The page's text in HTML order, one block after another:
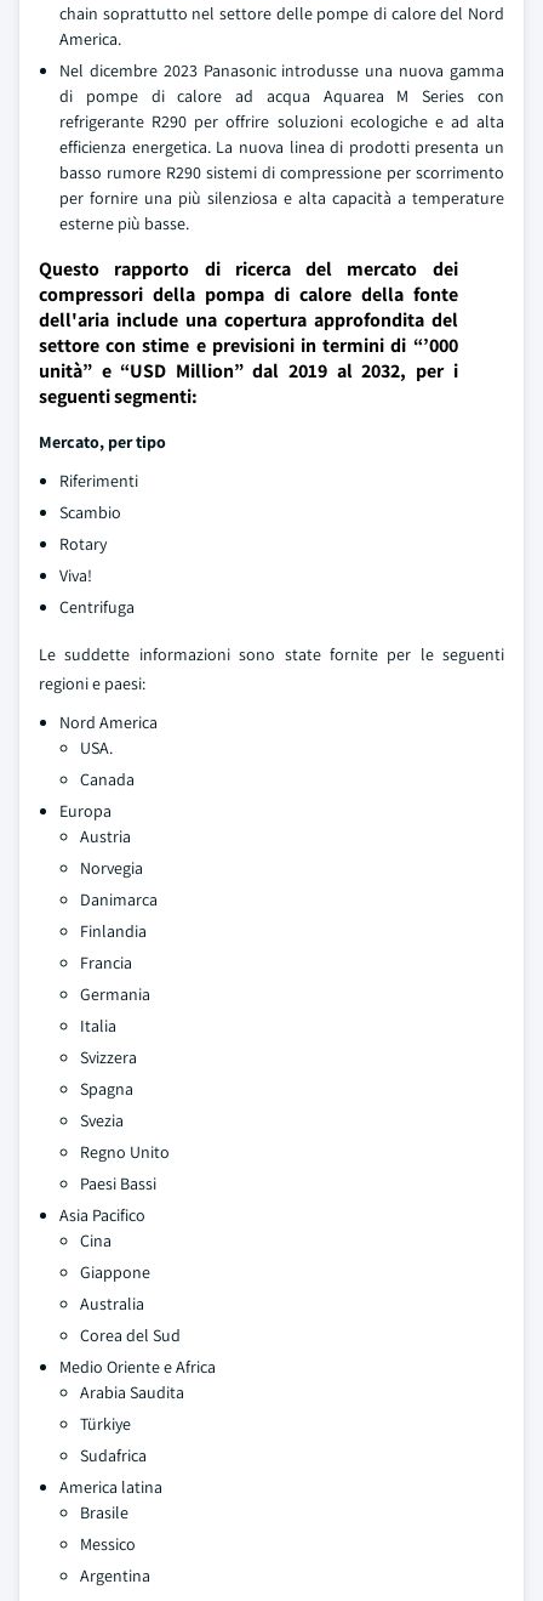
chain soprattutto nel settore delle pompe di calore del Nord
America.
Nel dicembre 2023 Panasonic introdusse una nuova gamma
di pompe di calore ad acqua Aquarea M Series con
refrigerante R290 per offrire soluzioni ecologiche e ad alta
efficienza energetica. La nuova linea di prodotti presenta un
basso rumore R290 sistemi di compressione per scorrimento
per fornire una più silenziosa e alta capacità a temperature
esterne più basse.
Questo rapporto di ricerca del mercato dei
compressori della pompa di calore della fonte
dell'aria include una copertura approfondita del
settore con stime e previsioni in termini di “’000
unità” e “USD Million” dal 2019 al 2032, per i
seguenti segmenti:
Mercato, per tipo
Riferimenti
Scambio
Rotary
Viva!
Centrifuga
Le suddette informazioni sono state fornite per le seguenti
regioni e paesi:
Nord America
USA.
Canada
Europa
Austria
Norvegia
Danimarca
Finlandia
Francia
Germania
Italia
Svizzera
Spagna
Svezia
Regno Unito
Paesi Bassi
Asia Pacifico
Cina
Giappone
Australia
Corea del Sud
Medio Oriente e Africa
Arabia Saudita
Türkiye
Sudafrica
America latina
Brasile
Messico
Argentina